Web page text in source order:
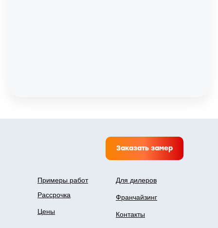
Заказать замер
Контакты
Франчайзинг
Для дилеров
Цены
Рассрочка
Примеры работ